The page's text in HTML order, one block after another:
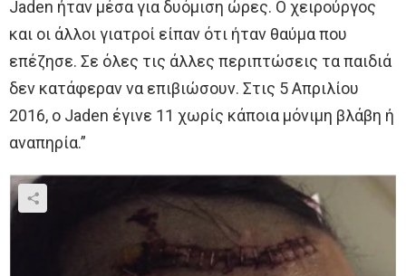
Jaden ήταν μέσα για δυόμιση ώρες. Ο χειρούργος
και οι άλλοι γιατροί είπαν ότι ήταν θαύμα που
επέζησε. Σε όλες τις άλλες περιπτώσεις τα παιδιά
δεν κατάφεραν να επιβιώσουν. Στις 5 Απριλίου
2016, ο Jaden έγινε 11 χωρίς κάποια μόνιμη βλάβη ή
αναπηρία.”